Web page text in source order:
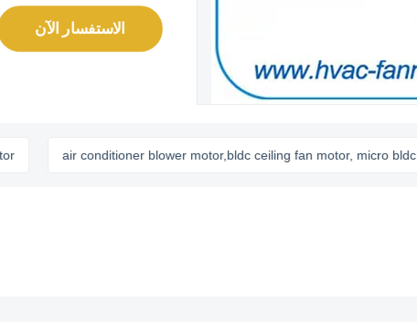
الاستفسار الآن
air conditioner blower motor,bldc ceiling fan motor, micro bldc motor